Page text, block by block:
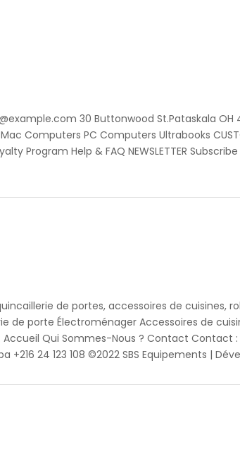
30 Buttonwood St.Pataskala OH
Computers PC Computers Ultrabooks
Program Help & FAQ NEWSLETTER
de portes, accessoires de cuisines,
de porte Électroménager Accessoires de
: Accueil Qui Sommes-Nous ? Contact Contact :
24 123 108 ©2022 SBS Equipements |